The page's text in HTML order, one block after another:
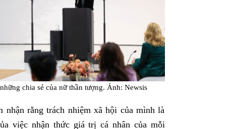
chia sẻ của nữ thần tượng. Ảnh: Newsis
rằng trách nhiệm xã hội của mình là
việc nhận thức giá trị cá nhân của mỗi